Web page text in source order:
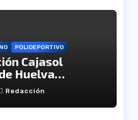
POLIDEPORTIVO
Cajasol
Huelva
Copa de
el Estadio
Sánchez
Redacción